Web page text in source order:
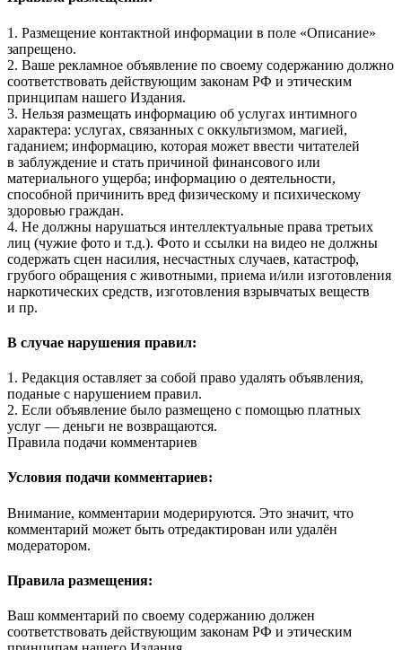
1. Размещение контактной информации в поле «Описание»
запрещено.
2. Ваше рекламное объявление по своему содержанию должно
соответствовать действующим законам РФ и этическим
принципам нашего Издания.
3. Нельзя размещать информацию об услугах интимного
характера: услугах, связанных с оккультизмом, магией,
гаданием; информацию, которая может ввести читателей
в заблуждение и стать причиной финансового или
материального ущерба; информацию о деятельности,
способной причинить вред физическому и психическому
здоровью граждан.
4. Не должны нарушаться интеллектуальные права третьих
лиц (чужие фото и т.д.). Фото и ссылки на видео не должны
содержать сцен насилия, несчастных случаев, катастроф,
грубого обращения с животными, приема и/или изготовления
наркотических средств, изготовления взрывчатых веществ
и пр.
В случае нарушения правил:
1. Редакция оставляет за собой право удалять объявления,
поданые с нарушением правил.
2. Если объявление было размещено с помощью платных
услуг — деньги не возвращаются.
Правила подачи комментариев
Условия подачи комментариев:
Внимание, комментарии модерируются. Это значит, что
комментарий может быть отредактирован или удалён
модератором.
Правила размещения:
Ваш комментарий по своему содержанию должен
соответствовать действующим законам РФ и этическим